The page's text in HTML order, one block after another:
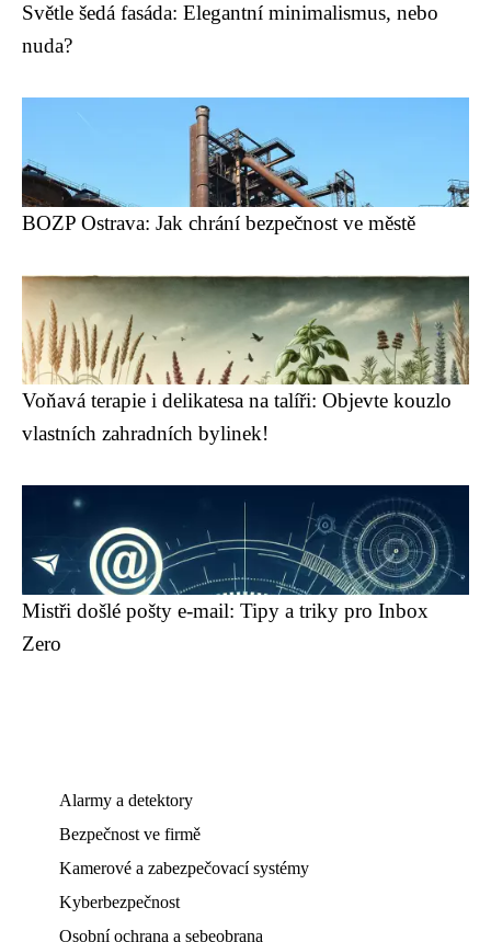
Světle šedá fasáda: Elegantní minimalismus, nebo
nuda?
BOZP Ostrava: Jak chrání bezpečnost ve městě
Voňavá terapie i delikatesa na talíři: Objevte kouzlo
vlastních zahradních bylinek!
Mistři došlé pošty e-mail: Tipy a triky pro Inbox
Zero
Alarmy a detektory
Bezpečnost ve firmě
Kamerové a zabezpečovací systémy
Kyberbezpečnost
Osobní ochrana a sebeobrana